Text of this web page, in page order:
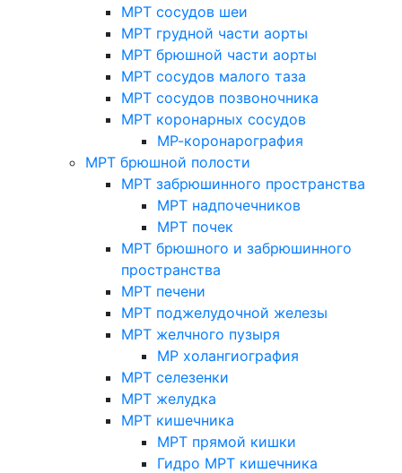
МРТ сосудов шеи
МРТ грудной части аорты
МРТ брюшной части аорты
МРТ сосудов малого таза
МРТ сосудов позвоночника
МРТ коронарных сосудов
МР-коронарография
МРТ брюшной полости
МРТ забрюшинного пространства
МРТ надпочечников
МРТ почек
МРТ брюшного и забрюшинного
пространства
МРТ печени
МРТ поджелудочной железы
МРТ желчного пузыря
МР холангиография
МРТ селезенки
МРТ желудка
МРТ кишечника
МРТ прямой кишки
Гидро МРТ кишечника